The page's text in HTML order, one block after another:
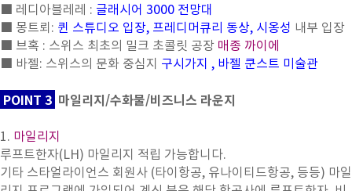
■ 레디아블레레 : 글래시어 3000 전망대
■ 몽트뢰: 퀸 스튜디오 입장, 프레디머큐리 동상, 시옹성 내부 입장
■ 브혹 : 스위스 최초의 밀크 초콜릿 공장 매종 까이에
■ 바젤: 스위스의 문화 중심지 구시가지 , 바젤 쿤스트 미술관
POINT 3 마일리지/수화물/비즈니스 라운지
1. 마일리지
루프트한자(LH) 마일리지 적립 가능합니다.
기타 스타얼라이언스 회원사 (타이항공, 유나이티드항공, 등등) 마일